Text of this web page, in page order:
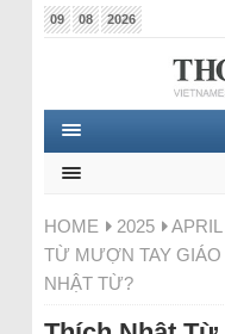
09 08 2026
HOME 2025 APRIL
TỪ MƯỢN TAY
NHẬT TỪ?